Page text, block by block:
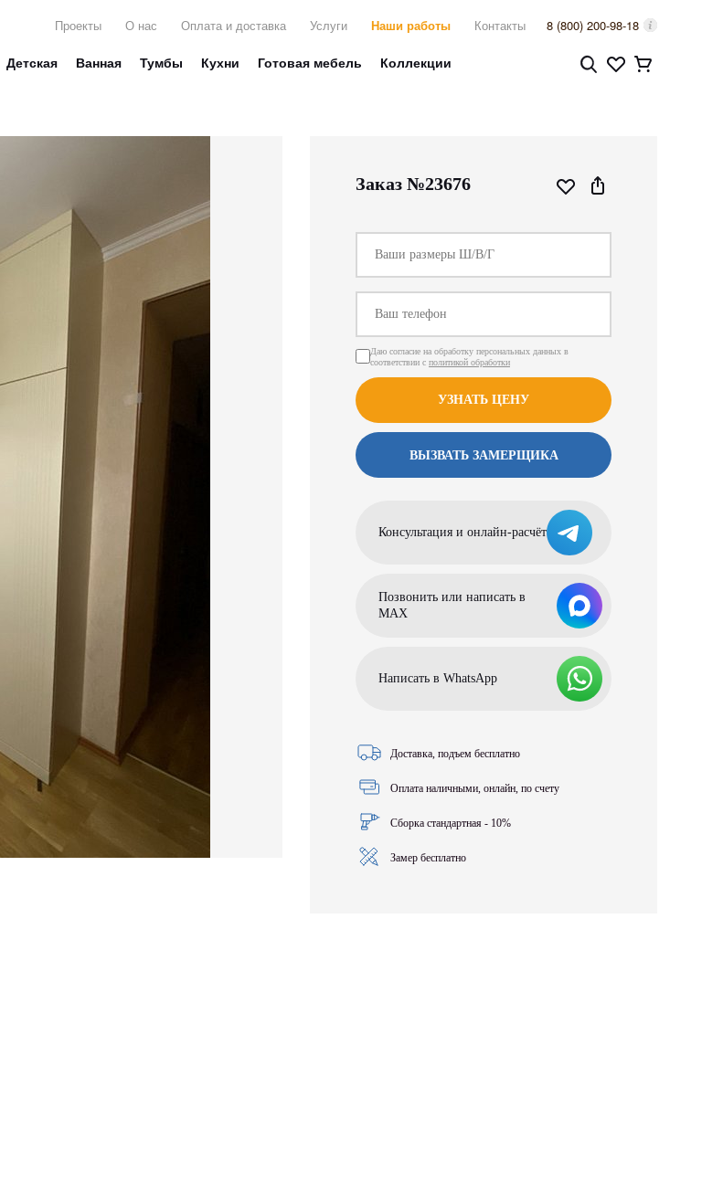
Проекты О нас Оплата и доставка Услуги Наши работы Контакты 8 (800) 200-98-18
Детская Ванная Тумбы Кухни Готовая мебель Коллекции
Заказ №23676
Даю согласие на обработку персональных данных в
соответствии с политикой обработки
УЗНАТЬ ЦЕНУ
ВЫЗВАТЬ ЗАМЕРЩИКА
Консультация и онлайн-расчёт
Позвонить или написать в
МАХ
Написать в WhatsApp
Доставка, подъем бесплатно
Оплата наличными, онлайн, по счету
Сборка стандартная - 10%
Замер бесплатно